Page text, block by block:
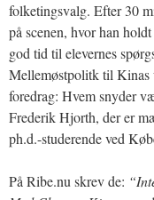
folketingsvalg. Efter 30
på scenen, hvor han
god tid til elevernes
Mellemøstpolitk til Kinas
foredrag: Hvem snyder
Frederik Hjorth, der er
ph.d.-studerende ved
På Ribe.nu skrev de: